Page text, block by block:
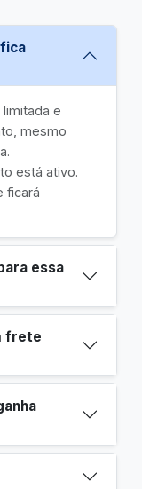
e
mesmo
está ativo.
ficará
essa
frete